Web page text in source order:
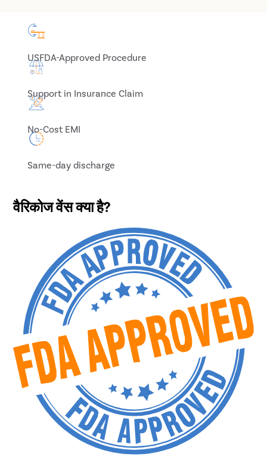
USFDA-Approved Procedure
Support in Insurance Claim
No-Cost EMI
Same-day discharge
वैरिकोज वेंस क्या है?